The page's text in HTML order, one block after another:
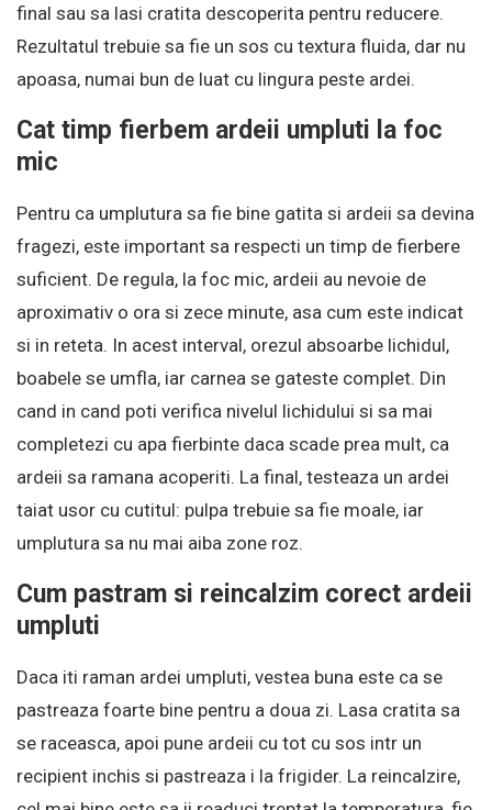
final sau sa lasi cratita descoperita pentru reducere.
Rezultatul trebuie sa fie un sos cu textura fluida, dar nu
apoasa, numai bun de luat cu lingura peste ardei.
Cat timp fierbem ardeii umpluti la foc
mic
Pentru ca umplutura sa fie bine gatita si ardeii sa devina
fragezi, este important sa respecti un timp de fierbere
suficient. De regula, la foc mic, ardeii au nevoie de
aproximativ o ora si zece minute, asa cum este indicat
si in reteta. In acest interval, orezul absoarbe lichidul,
boabele se umfla, iar carnea se gateste complet. Din
cand in cand poti verifica nivelul lichidului si sa mai
completezi cu apa fierbinte daca scade prea mult, ca
ardeii sa ramana acoperiti. La final, testeaza un ardei
taiat usor cu cutitul: pulpa trebuie sa fie moale, iar
umplutura sa nu mai aiba zone roz.
Cum pastram si reincalzim corect ardeii
umpluti
Daca iti raman ardei umpluti, vestea buna este ca se
pastreaza foarte bine pentru a doua zi. Lasa cratita sa
se raceasca, apoi pune ardeii cu tot cu sos intr un
recipient inchis si pastreaza i la frigider. La reincalzire,